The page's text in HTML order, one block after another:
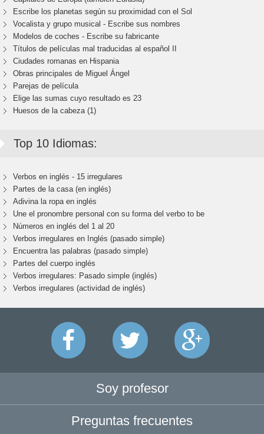
Escribe los planetas según su proximidad con el Sol
Vocalista y grupo musical - Escribe sus nombres
Modelos de coches - Escribe su fabricante
Títulos de películas mal traducidas al español II
Ciudades romanas en Hispania
Obras principales de Miguel Ángel
Parejas de película
Elige las sumas cuyo resultado es 23
Huesos de la cabeza (1)
Top 10 Idiomas:
Verbos en inglés - 15 irregulares
Partes de la casa (en inglés)
Adivina la ropa en inglés
Une el pronombre personal con su forma del verbo to be
Números en inglés del 1 al 20
Verbos irregulares en Inglés (pasado simple)
Encuentra las palabras (pasado simple)
Partes del cuerpo inglés
Verbos irregulares: Pasado simple (inglés)
Verbos irregulares (actividad de inglés)
Soy profesor
Preguntas frecuentes